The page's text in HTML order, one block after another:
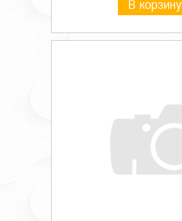
В корзину